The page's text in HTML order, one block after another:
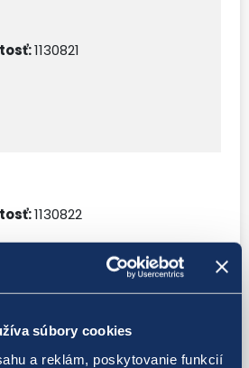
súbory cookies
a reklám, poskytovanie funkcií
1130821
1130822